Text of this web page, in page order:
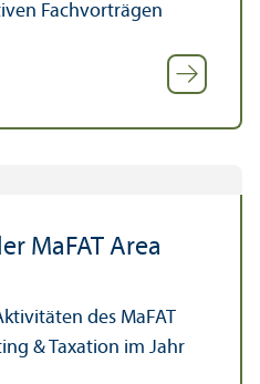
Fach­vorträgen
MaFAT Area
des MaFAT
& Taxation im Jahr